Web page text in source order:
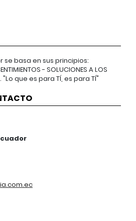
se basa en sus principios:
- SOLUCIONES A LOS
"Lo que es para TÍ, es para TÍ"